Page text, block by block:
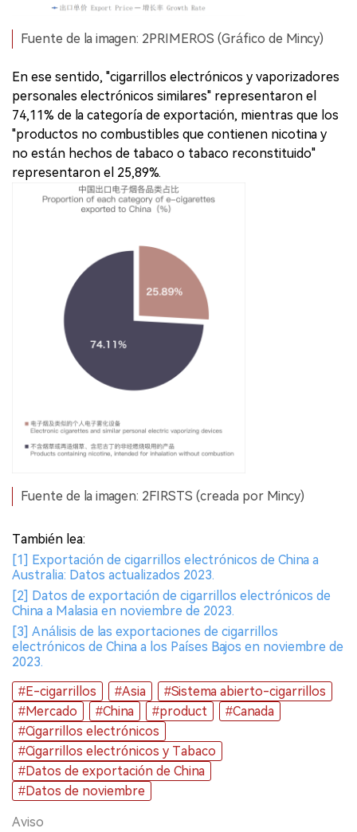
Fuente de la imagen: 2PRIMEROS (Gráfico de Mincy)
En ese sentido, "cigarrillos electrónicos y vaporizadores
personales electrónicos similares" representaron el
74,11% de la categoría de exportación, mientras que los
"productos no combustibles que contienen nicotina y
no están hechos de tabaco o tabaco reconstituido"
representaron el 25,89%.
Fuente de la imagen: 2FIRSTS (creada por Mincy)
También lea:
[1] Exportación de cigarrillos electrónicos de China a
Australia: Datos actualizados 2023.
[2] Datos de exportación de cigarrillos electrónicos de
China a Malasia en noviembre de 2023.
[3] Análisis de las exportaciones de cigarrillos
electrónicos de China a los Países Bajos en noviembre de
2023.
#E-cigarrillos
#Asia
#Sistema abierto-cigarrillos
#Mercado
#China #product
#Canada
#Cigarrillos electrónicos
#Cigarrillos electrónicos y Tabaco
#Datos de exportación de China
#Datos de noviembre
Aviso